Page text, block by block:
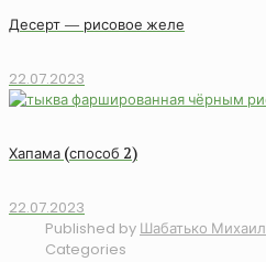
Десерт — рисовое желе
22.07.2023
Хапама (способ 2)
22.07.2023
Published by Шабатько Михаил
Categories